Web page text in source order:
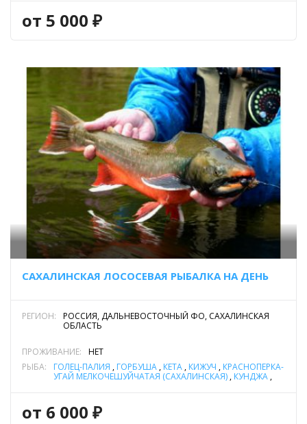
от 5 000 ₽
САХАЛИНСКАЯ ЛОСОСЕВАЯ РЫБАЛКА НА ДЕНЬ
РЕГИОН:
РОССИЯ, ДАЛЬНЕВОСТОЧНЫЙ ФО, САХАЛИНСКАЯ
ОБЛАСТЬ
ПРОЖИВАНИЕ:
НЕТ
РЫБА:
ГОЛЕЦ-ПАЛИЯ , ГОРБУША , КЕТА , КИЖУЧ , КРАСНОПЁРКА-
УГАЙ МЕЛКОЧЕШУЙЧАТАЯ (САХАЛИНСКАЯ) , КУНДЖА ,
от 6 000 ₽